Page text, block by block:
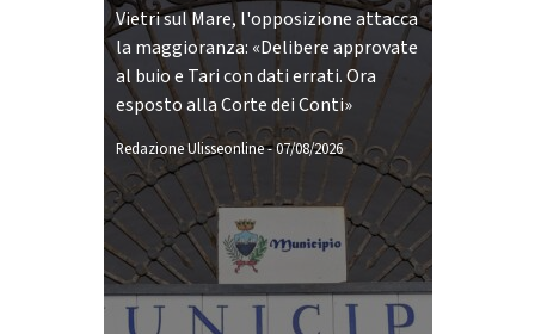
Vietri sul Mare, l'opposizione attacca
la maggioranza: «Delibere approvate
al buio e Tari con dati errati. Ora
esposto alla Corte dei Conti»
Redazione Ulisseonline-07/08/2026